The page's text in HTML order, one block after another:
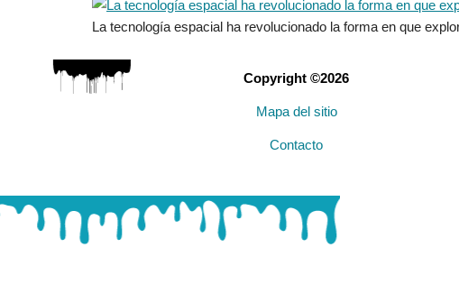
La tecnología espacial ha revolucionado la forma en que
Copyright ©2026
Mapa del sitio
Contacto